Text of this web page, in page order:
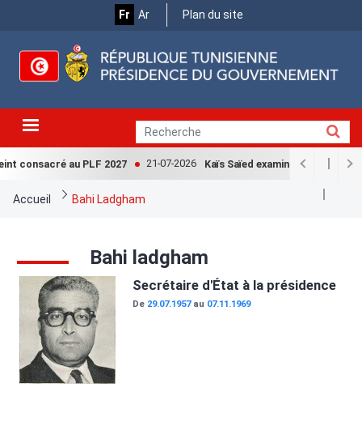
principal
Fr Ar
Menu
Plan du site
consacré au PLF 2027 21-07-2026 Kaïs Saïed examine avec la
FilAccueil Bahi Ladgham
Bahi ladgham
Image Secrétaire d'État à la présidence
De 29.07.1957 au 07.11.1969